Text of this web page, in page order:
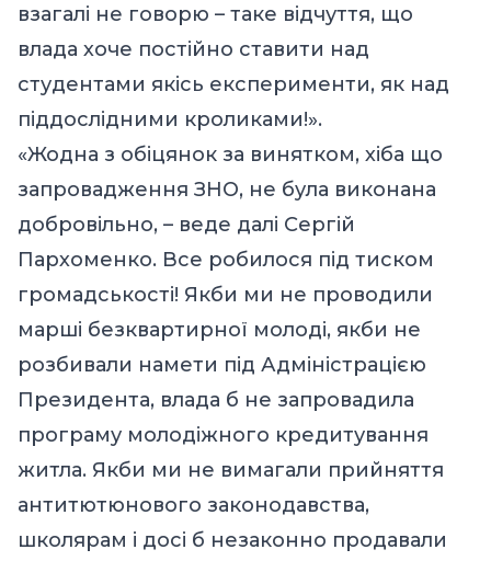
взагалі не говорю – таке відчуття, що
влада хоче постійно ставити над
студентами якісь експерименти, як над
піддослідними кроликами!».
«Жодна з обіцянок за винятком, хіба що
запровадження ЗНО, не була виконана
добровільно, – веде далі Сергій
Пархоменко. Все робилося під тиском
громадськості! Якби ми не проводили
марші безквартирної молоді, якби не
розбивали намети під Адміністрацією
Президента, влада б не запровадила
програму молодіжного кредитування
житла. Якби ми не вимагали прийняття
антитютюнового законодавства,
школярам і досі б незаконно продавали